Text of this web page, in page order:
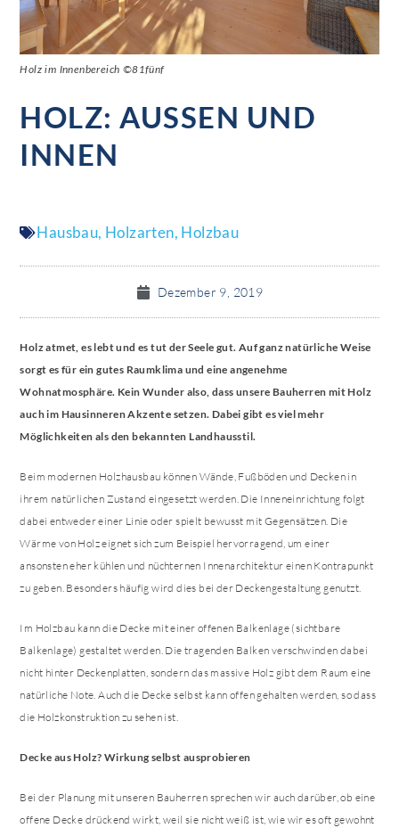
Holz im Innenbereich ©81fünf
HOLZ: AUSSEN UND I
NNEN
Hausbau, Holzarten, Holzbau
Dezember 9, 2019
Holz atmet, es lebt und es tut der Seele gut. Auf ganz natürliche Weise
sorgt es für ein gutes Raumklima und eine angenehme
Wohnatmosphäre. Kein Wunder also, dass unsere Bauherren mit Holz
auch im Hausinneren Akzente setzen. Dabei gibt es viel mehr
Möglichkeiten als den bekannten Landhausstil.
Beim modernen Holzhausbau können Wände, Fußböden und Decken in
ihrem natürlichen Zustand eingesetzt werden. Die Inneneinrichtung folgt
dabei entweder einer Linie oder spielt bewusst mit Gegensätzen. Die
Wärme von Holz eignet sich zum Beispiel hervorragend, um einer
ansonsten eher kühlen und nüchternen Innenarchitektur einen Kontrapunkt
zu geben. Besonders häufig wird dies bei der Deckengestaltung genutzt.
Im Holzbau kann die Decke mit einer offenen Balkenlage (sichtbare
Balkenlage) gestaltet werden. Die tragenden Balken verschwinden dabei
nicht hinter Deckenplatten, sondern das massive Holz gibt dem Raum eine
natürliche Note. Auch die Decke selbst kann offen gehalten werden, so dass
die Holzkonstruktion zu sehen ist.
Decke aus Holz? Wirkung selbst ausprobieren
Bei der Planung mit unseren Bauherren sprechen wir auch darüber, ob eine
offene Decke drückend wirkt, weil sie nicht weiß ist, wie wir es oft gewohnt